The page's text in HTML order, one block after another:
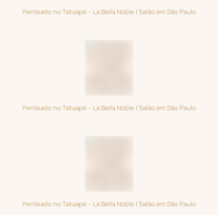
Penteado no Tatuapé – La Bella Noble | Salão em São Paulo
Penteado no Tatuapé – La Bella Noble | Salão em São Paulo
Penteado no Tatuapé – La Bella Noble | Salão em São Paulo